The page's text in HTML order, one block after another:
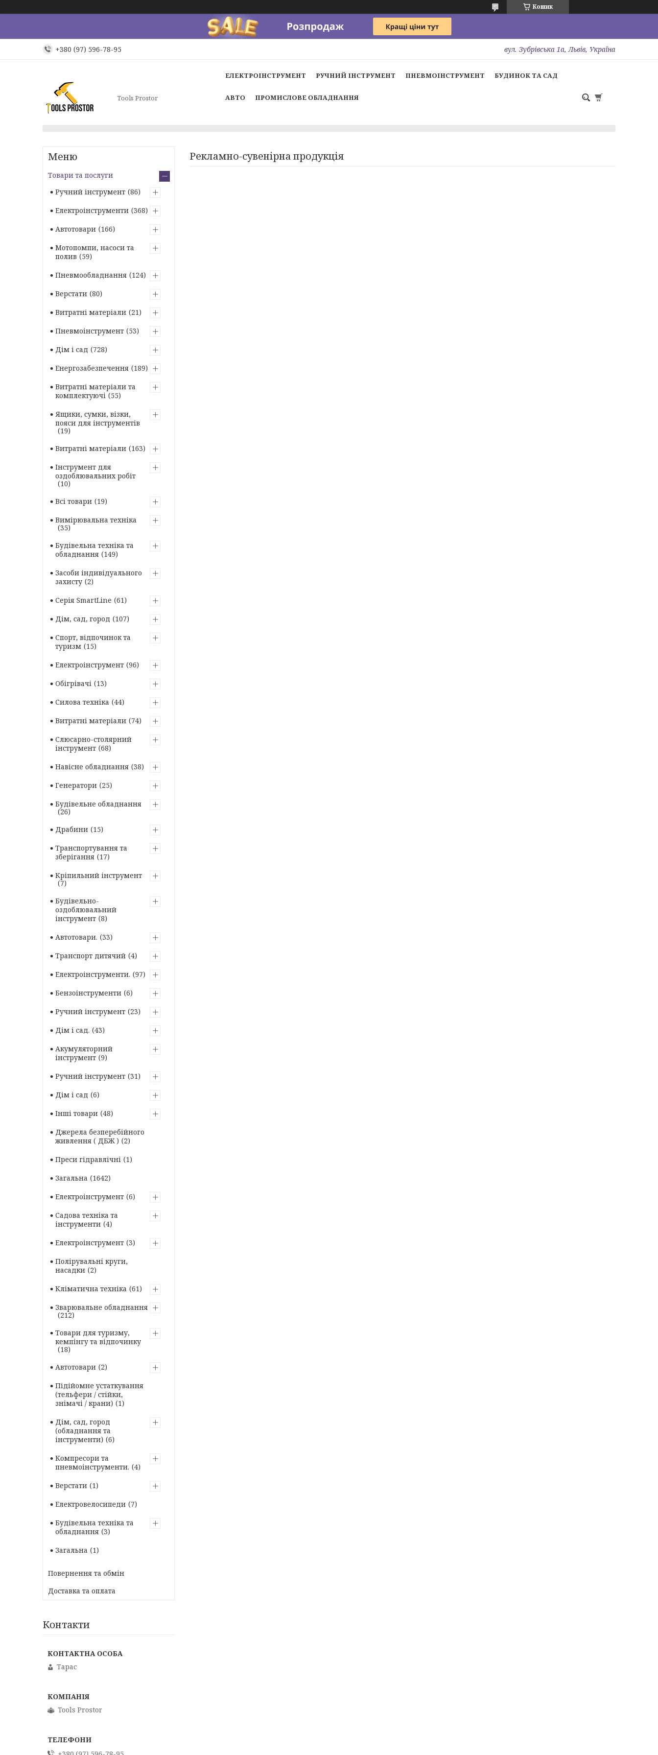
Кошик
+380 (97) 596-78-95 вул. Зубрівська 1а, Львів, Україна
Tools Prostor
ЕЛЕКТРОІНСТРУМЕНТ РУЧНИЙ ІНСТРУМЕНТ ПНЕВМОІНСТРУМЕНТ БУДИНОК ТА САД
АВТО ПРОМИСЛОВЕ ОБЛАДНАННЯ
Рекламно-сувенірна продукція
Товари та послуги
Ручний інструмент 86
Електроінструменти 368
Автотовари 166
Мотопомпи, насоси та
полив
59
Пневмообладнання 124
Верстати 80
Витратні матеріали 21
Пневмоінструмент 53
Дім і сад
728
Енергозабезпечення 189
Витратні матеріали та
комплектуючі
55
Ящики, сумки, візки,
пояси для інструментів
19
Витратні матеріали 163
Інструмент для
оздоблювальних робіт
10
Всі товари 19
Вимірювальна техніка
35
Будівельна техніка та
обладнання 149
Засоби індивідуального
захисту 2
Серія SmartLine 61
Дім, сад, город
107
Спорт, відпочинок та
туризм 15
Електроінструмент 96
Обігрівачі
13
Силова техніка 44
Витратні матеріали 74
Слюсарно-столярний
інструмент 68
Навісне обладнання 38
Генератори 25
Будівельне обладнання
26
Драбини 15
Транспортування та
зберігання 17
Кріпильний інструмент
7
Будівельно-
оздоблювальний
інструмент 8
Автотовари. 33
Транспорт дитячий 4
Електроінструменти. 97
Бензоінструменти 6
Ручний інструмент 23
Дім і сад. 43
Акумуляторний
інструмент 9
Ручний інструмент 31
Дім і сад 6
Інші товари 48
Джерела безперебійного
живлення ( ДБЖ )
2
Преси гідравлічні
1
Загальна
1642
Електроінструмент 6
Садова техніка та
інструменти 4
Електроінструмент 3
Полірувальні круги,
насадки 2
Кліматична техніка 61
Зварювальне обладнання
212
Товари для туризму,
кемпінгу та відпочинку
18
Автотовари 2
Підійомне устаткування
(тельфери / стійки,
знімачі / крани)
1
Дім, сад, город
(обладнання та
інструменти) 6
Компресори та
пневмоінструменти. 4
Верстати 1
Електровелосипеди 7
Будівельна техніка та
обладнання 3
Загальна
1
Повернення та обмін
Доставка та оплата
Контакти
Тарас
Tools Prostor